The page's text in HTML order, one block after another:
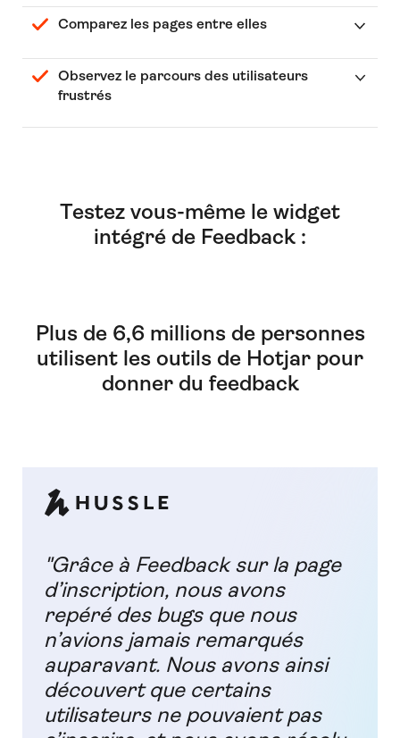
Comparez les pages entre elles
Observez le parcours des utilisateurs
frustrés
Testez vous-même le widget
intégré de Feedback :
Plus de 6,6 millions de personnes
utilisent les outils de Hotjar pour
donner du feedback
"Grâce à Feedback sur la page
d’inscription, nous avons
repéré des bugs que nous
n’avions jamais remarqués
auparavant. Nous avons ainsi
découvert que certains
utilisateurs ne pouvaient pas